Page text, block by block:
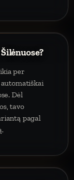
per
Dėl
tavo
pagal